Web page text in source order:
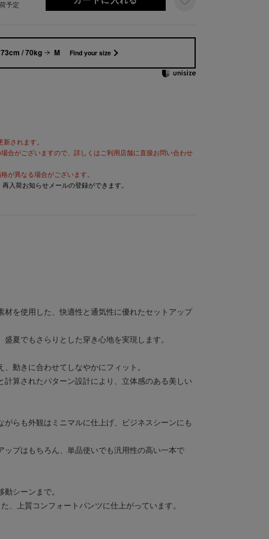
予定
/ 70kg M Find your size
されます。
合がございますので、詳しくはご利用店舗に直接お問い合わせ
が異なる場合がございます。
入荷お知らせメールの登録ができます。
材を使用した、快適性と通気性に優れたセットアップ
夏でもさらりとした穿き心地を実現します。
動きに合わせてしなやかにフィット。
計算されたパターン設計により、立体感のある美しい
がらも外観はミニマルに仕上げ、ビジネスシーンにも
ップはもちろん、単品使いでも汎用性の高い一本で
シーンまで。
、上質コンフォートパンツに仕上がっています。